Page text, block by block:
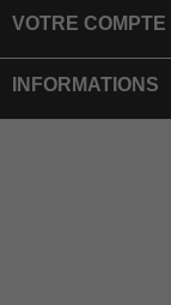
VOTRE COMPTE
INFORMATIONS